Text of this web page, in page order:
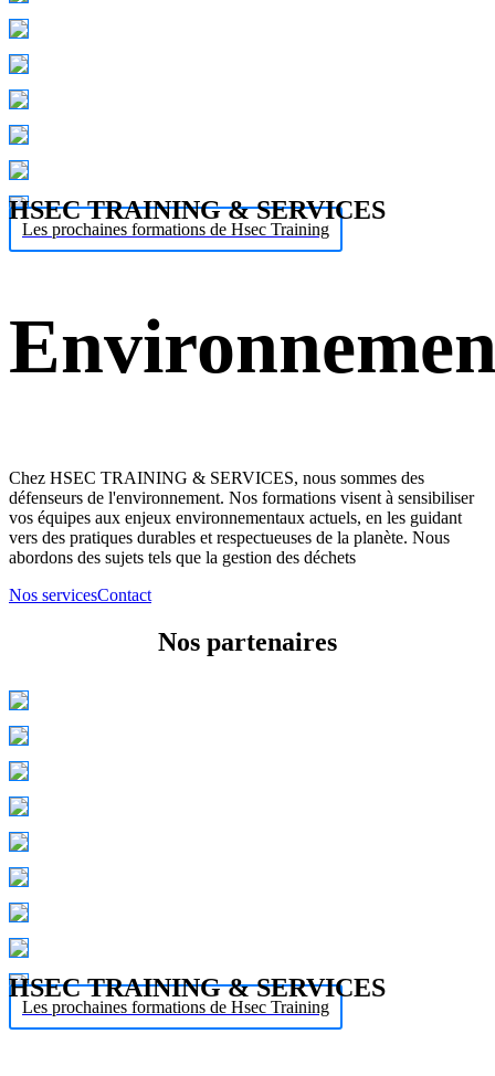
Les prochaines formations de Hsec Training
HSEC TRAINING & SERVICES
Chez HSEC TRAINING & SERVICES, nous sommes des
défenseurs de l'environnement. Nos formations visent à sensibiliser
vos équipes aux enjeux environnementaux actuels, en les guidant
vers des pratiques durables et respectueuses de la planète. Nous
abordons des sujets tels que la gestion des déchets
Nos servicesContact
Nos partenaires
Les prochaines formations de Hsec Training
HSEC TRAINING & SERVICES